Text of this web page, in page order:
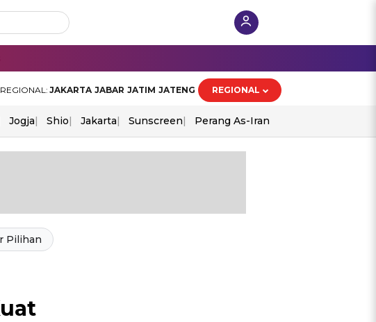
REGIONAL: JAKARTA JABAR JATIM JATENG REGIONAL
Jogja Shio Jakarta Sunscreen Perang As-Iran
Pilihan